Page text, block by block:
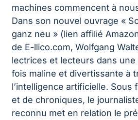
machines commencent à
Dans son nouvel ouvrage «
ganz neu » (lien affilié
de E-llico.com, Wolfgang
lectrices et lecteurs dans une
fois maline et divertissante à
l’intelligence artificielle. Sous
et de chroniques, le
reconnu met en relation le